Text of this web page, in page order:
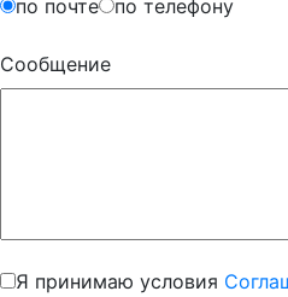
по почте
по телефону
Сообщение
Я принимаю условия